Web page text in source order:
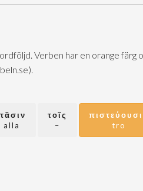
Verben har en orange
alla
τοῖς
–
tro